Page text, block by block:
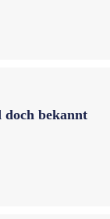
bekannt